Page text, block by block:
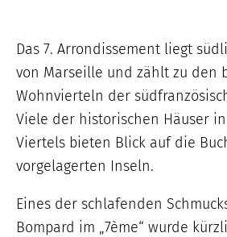
Das 7. Arrondissement liegt
von Marseille und zählt zu den
Wohnvierteln der
Viele der historischen Häuser
Viertels bieten Blick auf die
vorgelagerten Inseln.
Eines der schlafenden
Bompard im „7ème“ wurde